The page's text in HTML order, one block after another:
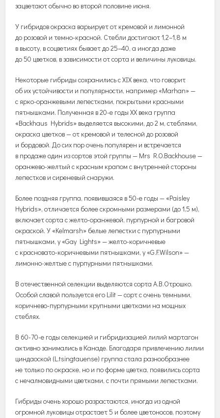
зацветают обычно во второй половине июня.
У гибридов окраска варьирует от кремовой и лимонной
до розовой и темно-красной. Стебли достигают 1,2–1,8 м
в высоту, в соцветиях бывает до 25–40, а иногда даже
до 50 цветков, в зависимости от сорта и величины луковицы.
Некоторые гибриды сохранились с ХIХ века, что говорит
об их устойчивости и популярности, например «Marhan» —
с ярко-оранжевыми лепестками, покрытыми красными
пятнышками. Полученная в 20-е годы ХХ века группа
«Backhaus Hybrids» выделяется высокими, до 2 м, стеблями,
окраска цветков — от кремовой и телесной до розовой
и бордовой. До сих пор очень популярен и встречается
в продаже один из сортов этой группы — Mrs R.O.Backhouse —
оранжево-желтый с красным крапом с внутренней стороны
лепестков и сиреневый снаружи.
Более поздняя группа, появившаяся в 50-е годы — «Paisley
Hybrids», отличается более скромными размерами (до 1,5 м),
включает сорта с желто-оранжевой, пурпурной и багровой
окраской. У «Kelmarsh» белые лепестки с пурпурными
пятнышками, у «Gay Lights» — желто-коричневые
с красновато-коричневыми пятнышками, у «G.F.Wilson» —
лимонно-желтые с пурпурными пятнышками.
В отечественной селекции выделяются сорта А.В.Отрошко.
Особой славой пользуется его Lilit — сорт с очень темными,
коричнево-пурпурными крупными цветками на мощных
стеблях.
В 60-70-е годы селекцией и гибридизацией лилий мартагон
активно занимались в Канаде. Благодаря привлечению лилии
циндаоской (L.tsingtauense) группа стала разнообразнее
не только по окраске, но и по форме цветка, появились сорта
с нечалмовидными цветками, с почти прямыми лепестками.
Гибриды очень хорошо разрастаются, иногда из одной
огромной луковицы отрастает 5 и более цветоносов, поэтому